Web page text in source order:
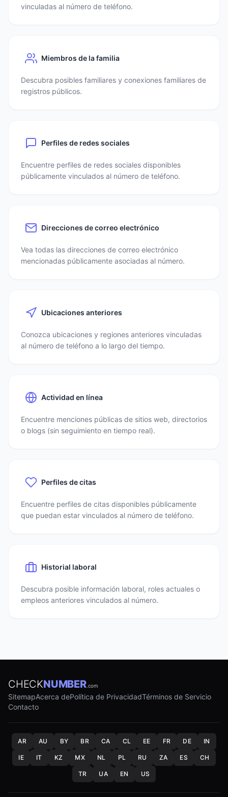
vinculadas al número de teléfono.
Miembros de la familia
Descubra posibles familiares y conexiones familiares de
registros públicos.
Perfiles de redes sociales
Encuentre perfiles de redes sociales disponibles
públicamente vinculados al número de teléfono.
Direcciones de correo electrónico
Vea todas las direcciones de correo electrónico
mencionadas públicamente asociadas al número.
Ubicaciones anteriores
Conozca ubicaciones y regiones anteriores vinculadas
al número de teléfono a lo largo del tiempo.
Actividad en línea
Encuentre menciones públicas de sitios web, directorios
o blogs (sin seguimiento en tiempo real).
Perfiles de citas
Encuentre perfiles de citas disponibles públicamente
que puedan estar vinculados al número de teléfono.
Historial laboral
Descubra posible información laboral, roles actuales o
empleos anteriores vinculados al número.
CHECKNUMBER.com
SitemapAcerca dePolítica de PrivacidadTérminos de Servicio
Contacto
AR AU BY BR CA CL EE FR DE IN
IE IT KZ MX NL PL RU ZA ES CH
TR UA EN US